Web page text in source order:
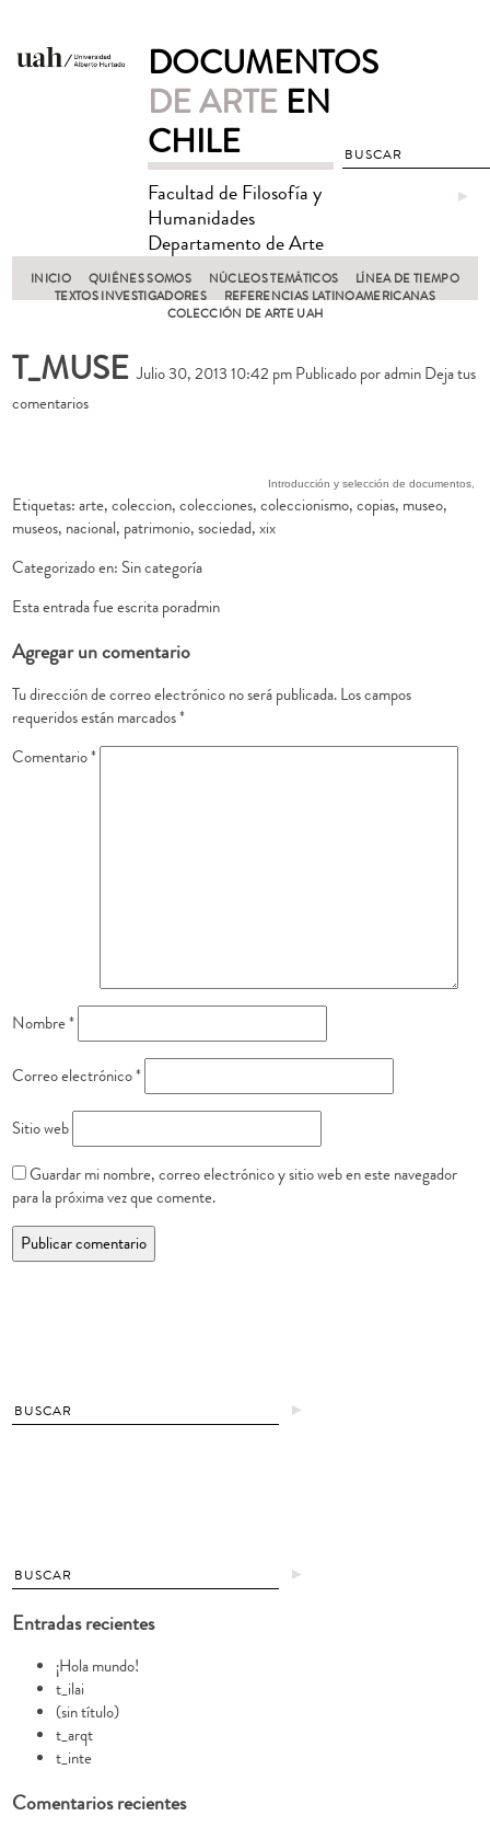
DOCUMENTOS
DE ARTE EN
CHILE
Facultad de Filosofía y
Humanidades
Departamento de Arte
►
INICIO QUIÉNES SOMOS NÚCLEOS TEMÁTICOS
LÍNEA DE TIEMPO
TEXTOS INVESTIGADORES
REFERENCIAS LATINOAMERICANAS
COLECCIÓN DE ARTE UAH
T_MUSE Julio 30, 2013 10:42 pmPublicado poradminDeja tus
comentarios
Introducción y selección de documentos,
Etiquetas:arte,coleccion,colecciones,coleccionismo,copias, museo,
museos, nacional, patrimonio,sociedad,xix
Categorizado en: Sin categoría
Esta entrada fue escrita poradmin
Agregar un comentario
Tu dirección de correo electrónico no será publicada.Los campos
requeridos están marcados*
Comentario*
Nombre*
Correo electrónico*
Sitio web
Guardar mi nombre, correo electrónico y sitio web en este navegador
para la próxima vez que comente.
►
►
Entradas recientes
¡Hola mundo!
t_ilai
(sin título)
t_arqt
t_inte
Comentarios recientes